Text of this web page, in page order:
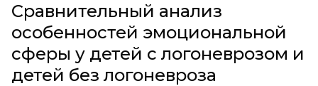
Сравнительный анализ
особенностей эмоциональной
сферы у детей с логоневрозом и
детей без логоневроза